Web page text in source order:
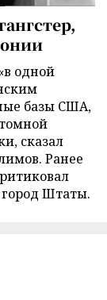
одной
базы США,
сказал
Ранее
Штаты.